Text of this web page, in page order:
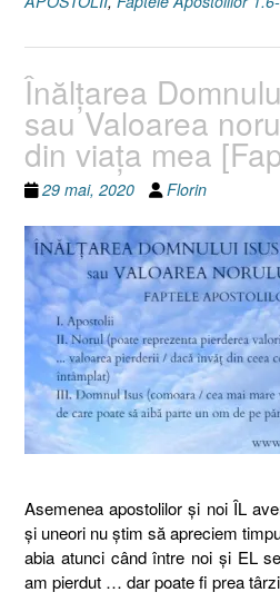
Înălţarea
sau Valoarea
din viaţa mea
29 mai, 2020 Florin
Asemenea apostolilor şi noi ÎL
şi uneori nu ştim să apreciem
abia atunci când între noi şi EL
am pierdut … dar poate fi prea